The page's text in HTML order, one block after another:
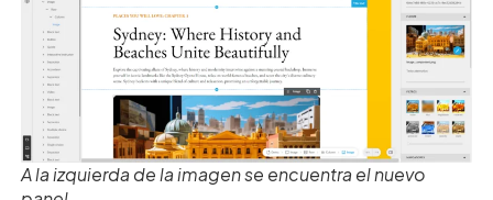
A la izquierda de la imagen se encuentra el nuevo